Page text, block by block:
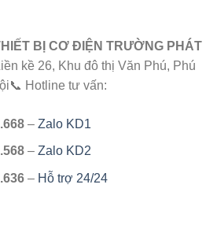
BỊ CƠ ĐIỆN TRƯỜNG PHÁT
kề 26, Khu đô thị Văn Phú, Phú
Hotline tư vấn:
– Zalo KD1
– Zalo KD2
– Hỗ trợ 24/24